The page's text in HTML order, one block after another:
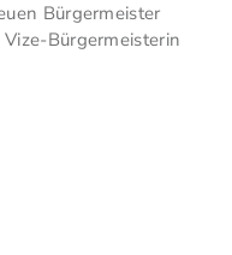
Bürgermeister
Bürgermeisterin